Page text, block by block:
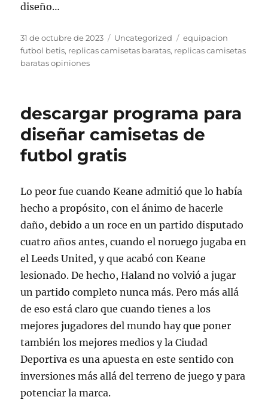
diseño…
Publicado
el
31 de octubre de 2023 Categorías
Uncategorized Etiquetas
equipacion
futbol betis, replicas camisetas baratas, replicas camisetas
baratas opiniones
descargar programa para
diseñar camisetas de
futbol gratis
Lo peor fue cuando Keane admitió que lo había
hecho a propósito, con el ánimo de hacerle
daño, debido a un roce en un partido disputado
cuatro años antes, cuando el noruego jugaba en
el Leeds United, y que acabó con Keane
lesionado. De hecho, Haland no volvió a jugar
un partido completo nunca más. Pero más allá
de eso está claro que cuando tienes a los
mejores jugadores del mundo hay que poner
también los mejores medios y la Ciudad
Deportiva es una apuesta en este sentido con
inversiones más allá del terreno de juego y para
potenciar la marca.